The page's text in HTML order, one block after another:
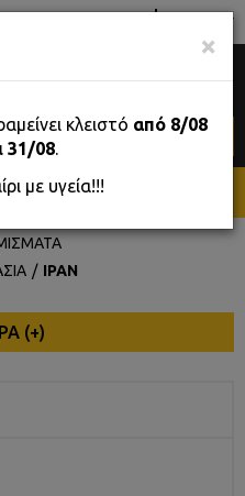
0
ΙΡΑΝ
(+)
×
κλειστό από 8/08
31/08
με υγεία!!!